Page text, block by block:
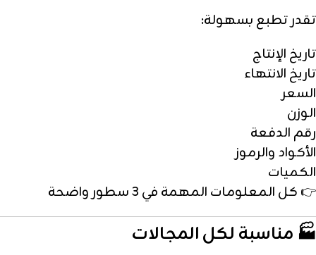
تقدر تطبع بسهولة:
تاريخ الإنتاج
تاريخ الانتهاء
السعر
الوزن
رقم الدفعة
الأكواد والرموز
الكميات
👉 كل المعلومات المهمة في 3 سطور واضحة
🏭 مناسبة لكل المجالات